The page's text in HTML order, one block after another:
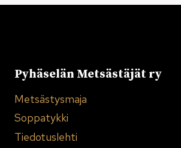
Pyhäselän Metsästäjät ry
Metsästysmaja
Soppatykki
Tiedotuslehti